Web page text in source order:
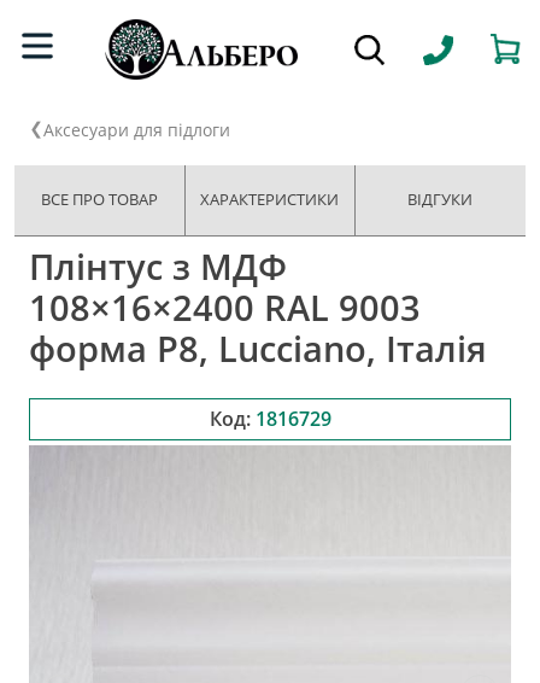
Аксесуари для підлоги
ВСЕ ПРО ТОВАР ХАРАКТЕРИСТИКИ ВІДГУКИ
Плінтус з МДФ
108×16×2400 RAL 9003
форма P8, Lucciano, Італія
Код: 1816729